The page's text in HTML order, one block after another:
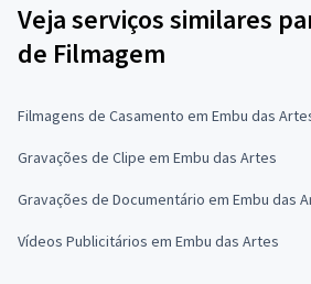
Veja serviços similares
de Filmagem
Filmagens de Casamento em Embu das
Gravações de Clipe em Embu das Artes
Gravações de Documentário em Embu das
Vídeos Publicitários em Embu das Artes